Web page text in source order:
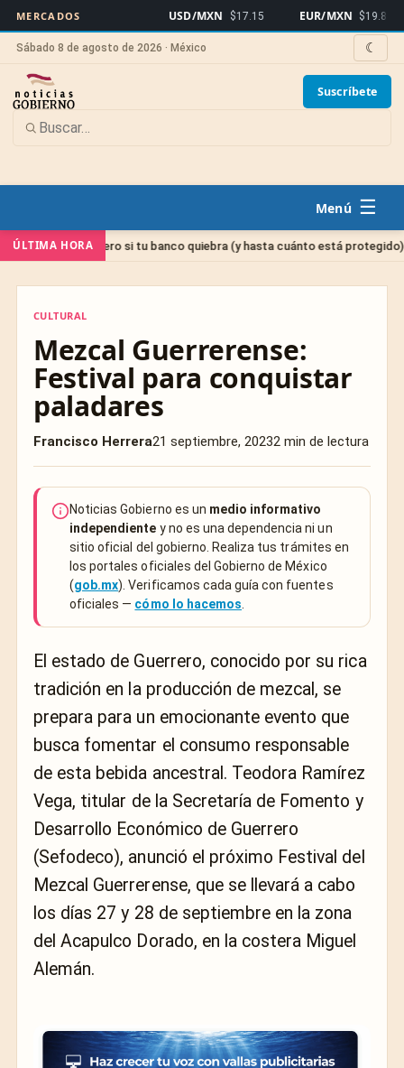
MERCADOS USD/MXN $17.15 EUR/MXN $19.82
Sábado 8 de agosto de 2026 · México ☾
Suscríbete
☰
ÚLTIMA HORA
dinero si tu banco quiebra (y hasta cuánto está protegido) Sin
CULTURAL
Mezcal Guerrerense:
Festival para conquistar
paladares
Francisco Herrera21 septiembre, 20232 min de lectura
Noticias Gobierno es un medio informativo
independiente y no es una dependencia ni un
sitio oficial del gobierno. Realiza tus trámites en
los portales oficiales del Gobierno de México
(gob.mx). Verificamos cada guía con fuentes
oficiales — cómo lo hacemos
El estado de Guerrero, conocido por su rica
tradición en la producción de mezcal, se
prepara para un emocionante evento que
busca fomentar el consumo responsable
de esta bebida ancestral. Teodora Ramírez
Vega, titular de la Secretaría de Fomento y
Desarrollo Económico de Guerrero
(Sefodeco), anunció el próximo Festival del
Mezcal Guerrerense, que se llevará a cabo
los días 27 y 28 de septiembre en la zona
del Acapulco Dorado, en la costera Miguel
Alemán.